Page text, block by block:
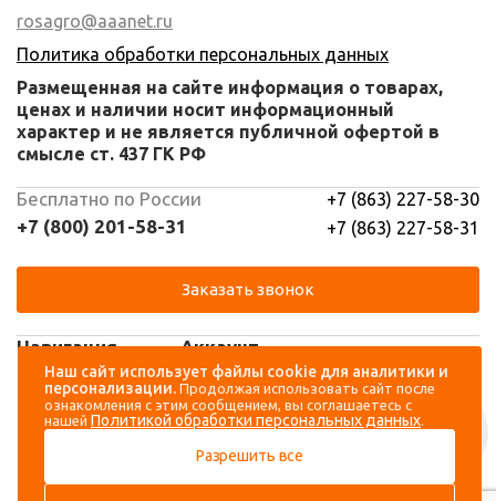
Навигация
Каталог
О компании
Доставка и оплата
Аккаунт
Вход
Регистрация
rosagro@aaanet.ru
Политика обработки персональных данных
Размещенная на сайте информация о товарах,
ценах и наличии носит информационный
характер и не является публичной офертой в
смысле ст. 437 ГК РФ
Бесплатно по России
+7 (800) 201-58-31
+7 (863) 227-58-30
+7 (863) 227-58-31
Заказать звонок
Наш сайт использует файлы cookie для аналитики и
персонализации. Продолжая использовать сайт после
ознакомления с этим сообщением, вы соглашаетесь с
нашей Политикой обработки персональных данных.
Разрешить все